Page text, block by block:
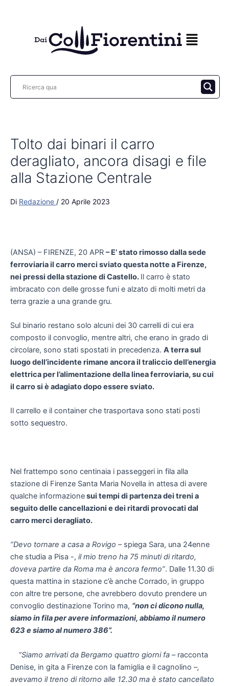
Tolto dai binari il carro
deragliato, ancora disagi e file
alla Stazione Centrale
Di Redazione / 20 Aprile 2023
(ANSA) – FIRENZE, 20 APR – E’ stato rimosso dalla sede
ferroviaria il carro merci sviato questa notte a Firenze,
nei pressi della stazione di Castello. Il carro è stato
imbracato con delle grosse funi e alzato di molti metri da
terra grazie a una grande gru.
Sul binario restano solo alcuni dei 30 carrelli di cui era
composto il convoglio, mentre altri, che erano in grado di
circolare, sono stati spostati in precedenza. A terra sul
luogo dell’incidente rimane ancora il traliccio dell’energia
elettrica per l’alimentazione della linea ferroviaria, su cui
il carro si è adagiato dopo essere sviato.
Il carrello e il container che trasportava sono stati posti
sotto sequestro.
Nel frattempo sono centinaia i passeggeri in fila alla
stazione di Firenze Santa Maria Novella in attesa di avere
qualche informazionesui tempi di partenza dei treni a
seguito delle cancellazioni e dei ritardi provocati dal
carro merci deragliato.
“Devo tornare a casa a Rovigo – spiega Sara, una 24enne
che studia a Pisa -, il mio treno ha 75 minuti di ritardo,
doveva partire da Roma ma è ancora fermo”. Dalle 11.30 di
questa mattina in stazione c’è anche Corrado, in gruppo
con altre tre persone, che avrebbero dovuto prendere un
convoglio destinazione Torino ma, “non ci dicono nulla,
siamo in fila per avere informazioni, abbiamo il numero
623 e siamo al numero 386”.
“Siamo arrivati da Bergamo quattro giorni fa – racconta
Denise, in gita a Firenze con la famiglia e il cagnolino –,
avevamo il treno di ritorno alle 12.30 ma è stato cancellato